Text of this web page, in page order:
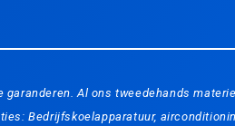
Al ons tweedehands
Bedrijfskoelapparatuur,